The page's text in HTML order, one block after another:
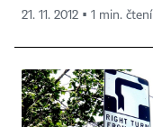
21. 11. 2012 ▪ 1 min. čtení